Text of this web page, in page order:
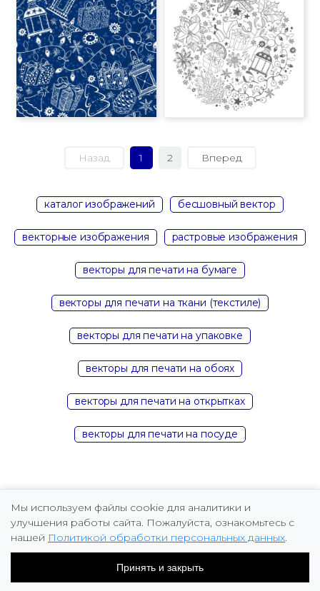
Назад 1 2 Вперед
каталог изображений бесшовный вектор
векторные изображения растровые изображения
векторы для печати на бумаге
векторы для печати на ткани (текстиле)
векторы для печати на упаковке
векторы для печати на обоях
векторы для печати на открытках
векторы для печати на посуде
Copyright © 2026 Marina Fomicheva
Мы используем файлы cookie для аналитики и
улучшения работы сайта. Пожалуйста, ознакомьтесь с
нашей Политикой обработки персональных данных.
Принять и закрыть